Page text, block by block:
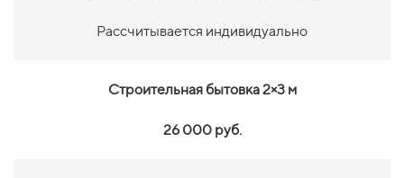
Рассчитывается индивидуально
Строительная бытовка 2×3 м
26 000 руб.